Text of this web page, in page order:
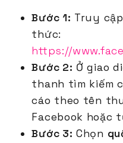
Bước 1: Truy
thức:
https://
Bước 2: Ở giao
thanh tìm kiếm
cáo theo tên
Facebook hoặc
Bước 3: Chọn